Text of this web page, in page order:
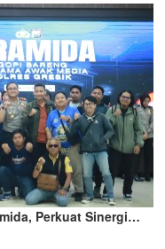
Perkuat Sinergi…